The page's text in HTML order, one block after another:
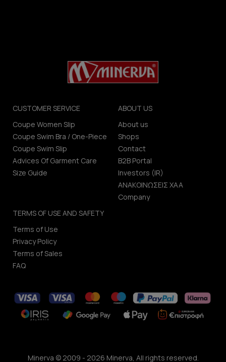
CUSTOMER SERVICE
Coupe Women Slip
Coupe Swim Bra / One-Piece
Coupe Swim Slip
Advices Of Garment Care
Size Guide
ABOUT US
About us
Shops
Contact
B2B Portal
Investors (IR)
ΑΝΑΚΟΙΝΩΣΕΙΣ ΧΑΑ
Company
TERMS OF USE AND SAFETY
Terms of Use
Privacy Policy
Terms of Sales
FAQ
Minerva © 2009 - 2026 Minerva, All rights reserved.